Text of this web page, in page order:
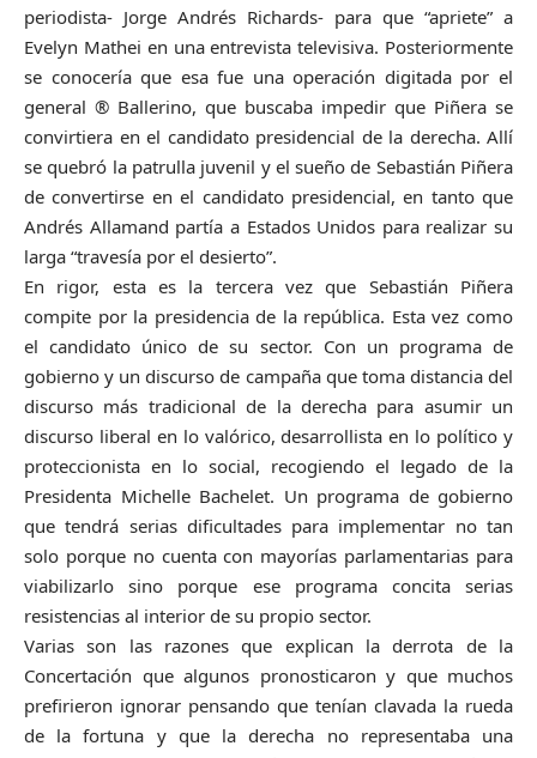
periodista- Jorge Andrés Richards- para que “apriete” a
Evelyn Mathei en una entrevista televisiva. Posteriormente
se conocería que esa fue una operación digitada por el
general ® Ballerino, que buscaba impedir que Piñera se
convirtiera en el candidato presidencial de la derecha. Allí
se quebró la patrulla juvenil y el sueño de Sebastián Piñera
de convertirse en el candidato presidencial, en tanto que
Andrés Allamand partía a Estados Unidos para realizar su
larga “travesía por el desierto”.
En rigor, esta es la tercera vez que Sebastián Piñera
compite por la presidencia de la república. Esta vez como
el candidato único de su sector. Con un programa de
gobierno y un discurso de campaña que toma distancia del
discurso más tradicional de la derecha para asumir un
discurso liberal en lo valórico, desarrollista en lo político y
proteccionista en lo social, recogiendo el legado de la
Presidenta Michelle Bachelet. Un programa de gobierno
que tendrá serias dificultades para implementar no tan
solo porque no cuenta con mayorías parlamentarias para
viabilizarlo sino porque ese programa concita serias
resistencias al interior de su propio sector.
Varias son las razones que explican la derrota de la
Concertación que algunos pronosticaron y que muchos
prefirieron ignorar pensando que tenían clavada la rueda
de la fortuna y que la derecha no representaba una